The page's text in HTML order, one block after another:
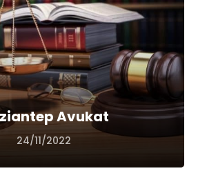
Avukat
24/11/2022